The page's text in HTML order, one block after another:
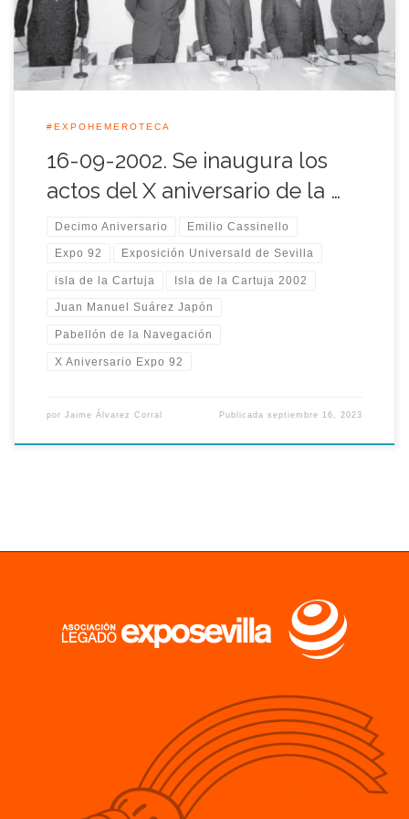
semanas hasta el 12 de Octubre de aquel […]
#EXPOHEMEROTECA
16-09-2002. Se inaugura los
actos del X aniversario de la …
Decimo Aniversario Emilio Cassinello
Expo 92 Exposición Universald de Sevilla
isla de la Cartuja Isla de la Cartuja 2002
Juan Manuel Suárez Japón
Pabellón de la Navegación
X Aniversario Expo 92
por Jaime Álvarez Corral Publicadaseptiembre 16, 2023